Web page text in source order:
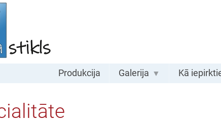
Produkcija Galerija Kā